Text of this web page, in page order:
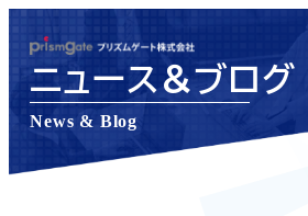
ン
コ
テ
ニュース＆ブログ
News & Blog